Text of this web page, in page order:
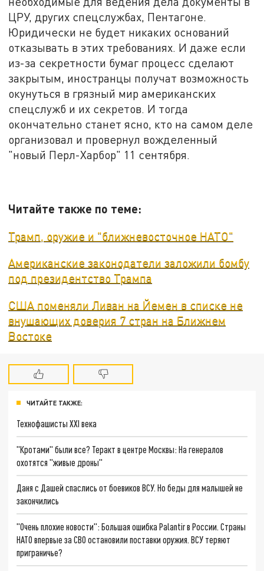
ЦРУ, других спецслужбах, Пентагоне.
Юридически не будет никаких оснований
отказывать в этих требованиях. И даже если
из-за секретности бумаг процесс сделают
закрытым, иностранцы получат возможность
окунуться в грязный мир американских
спецслужб и их секретов. И тогда
окончательно станет ясно, кто на самом деле
организовал и провернул вожделенный
"новый Перл-Харбор" 11 сентября.
Читайте также по теме:
Трамп, оружие и "ближневосточное НАТО"
Американские законодатели заложили бомбу
под президентство Трампа
США поменяли Ливан на Йемен в списке не
внушающих доверия 7 стран на Ближнем
Востоке
ЧИТАЙТЕ ТАКЖЕ:
Технофашисты XXI века
"Кротами" были все? Теракт в центре Москвы: На генералов
охотятся "живые дроны"
Даня с Дашей спаслись от боевиков ВСУ. Но беды для малышей не
закончились
"Очень плохие новости": Большая ошибка Palantir в России. Страны
НАТО впервые за СВО остановили поставки оружия. ВСУ теряют
приграничье?